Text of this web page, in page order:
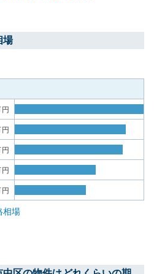
場
相場